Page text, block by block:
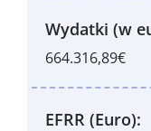
Wydatki (w
664.316,89€
EFRR (Euro):